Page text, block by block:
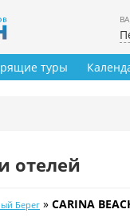
туры
отелей
Берег » CARINA